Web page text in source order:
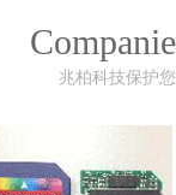
兆柏科技保护